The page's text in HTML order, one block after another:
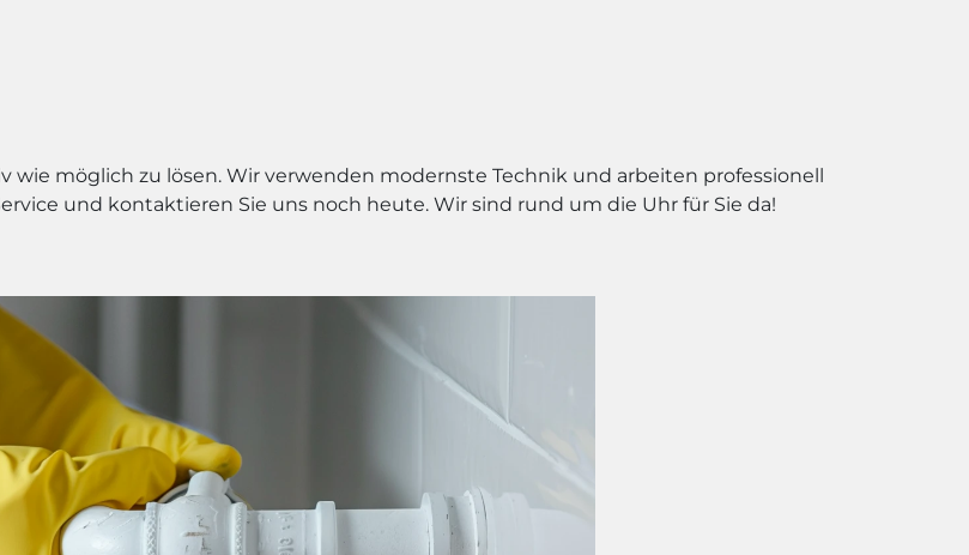
wie möglich zu lösen. Wir verwenden modernste Technik und arbeiten professionell
und kontaktieren Sie uns noch heute. Wir sind rund um die Uhr für Sie da!